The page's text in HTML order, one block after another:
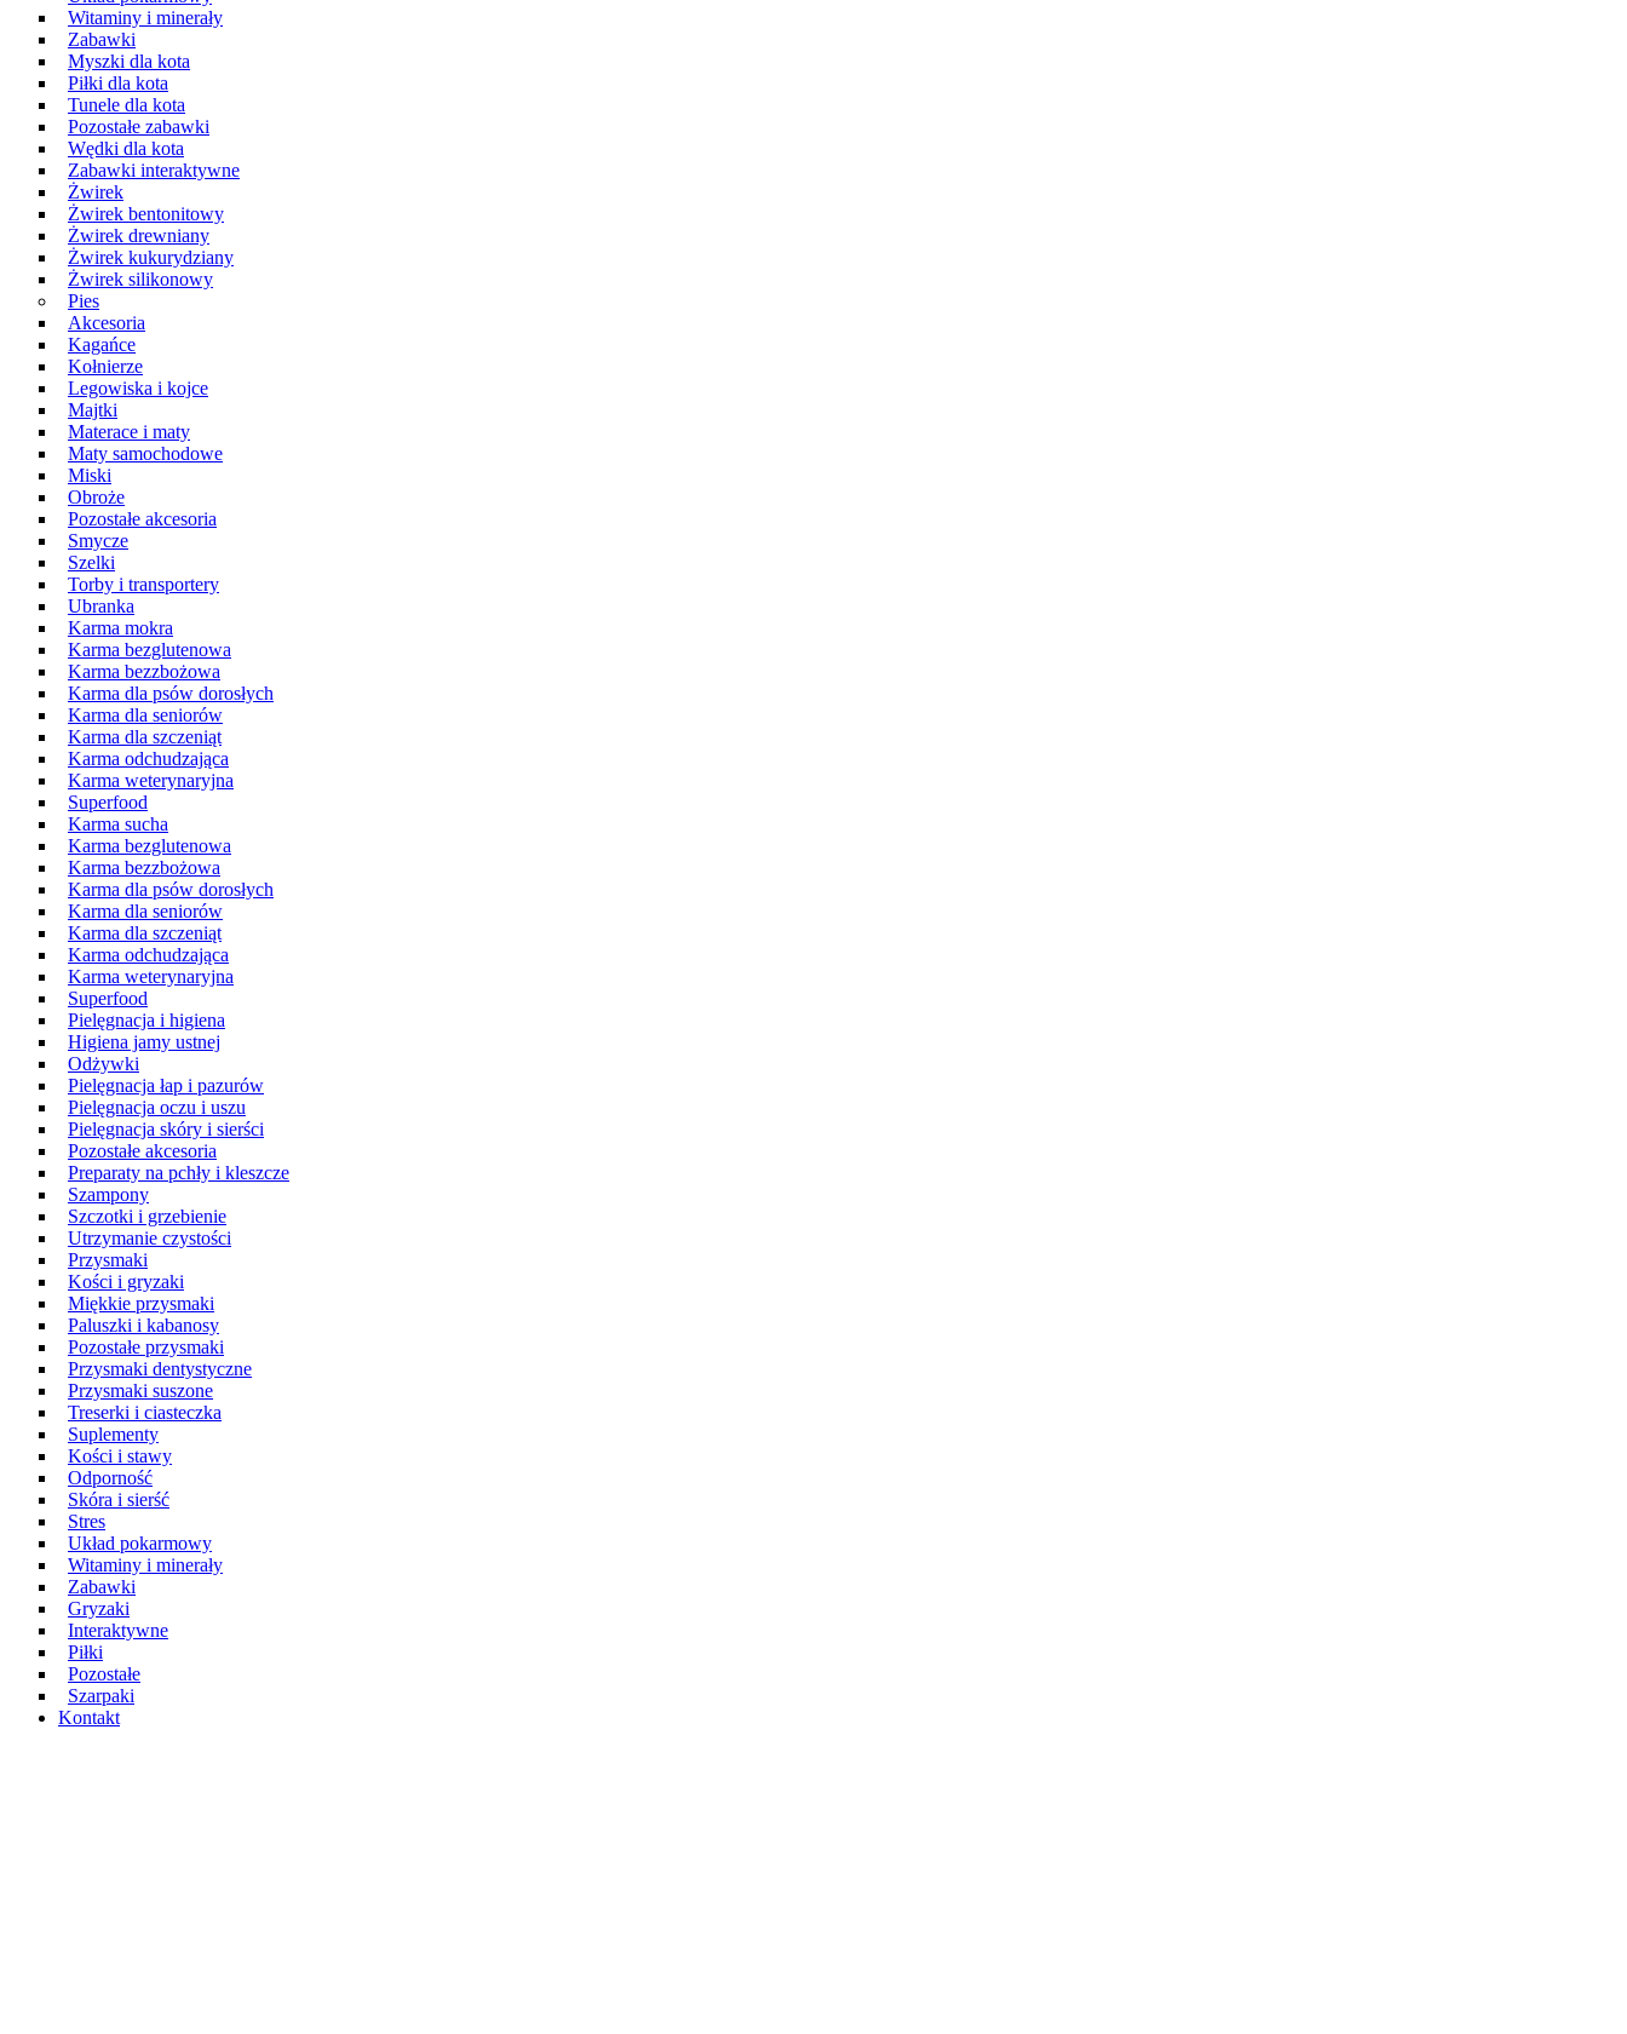
Witaminy i minerały
Zabawki
Myszki dla kota
Piłki dla kota
Tunele dla kota
Pozostałe zabawki
Wędki dla kota
Zabawki interaktywne
Żwirek
Żwirek bentonitowy
Żwirek drewniany
Żwirek kukurydziany
Żwirek silikonowy
Pies
Akcesoria
Kagańce
Kołnierze
Legowiska i kojce
Majtki
Materace i maty
Maty samochodowe
Miski
Obroże
Pozostałe akcesoria
Smycze
Szelki
Torby i transportery
Ubranka
Karma mokra
Karma bezglutenowa
Karma bezzbożowa
Karma dla psów dorosłych
Karma dla seniorów
Karma dla szczeniąt
Karma odchudzająca
Karma weterynaryjna
Superfood
Karma sucha
Karma bezglutenowa
Karma bezzbożowa
Karma dla psów dorosłych
Karma dla seniorów
Karma dla szczeniąt
Karma odchudzająca
Karma weterynaryjna
Superfood
Pielęgnacja i higiena
Higiena jamy ustnej
Odżywki
Pielęgnacja łap i pazurów
Pielęgnacja oczu i uszu
Pielęgnacja skóry i sierści
Pozostałe akcesoria
Preparaty na pchły i kleszcze
Szampony
Szczotki i grzebienie
Utrzymanie czystości
Przysmaki
Kości i gryzaki
Miękkie przysmaki
Paluszki i kabanosy
Pozostałe przysmaki
Przysmaki dentystyczne
Przysmaki suszone
Treserki i ciasteczka
Suplementy
Kości i stawy
Odporność
Skóra i sierść
Stres
Układ pokarmowy
Witaminy i minerały
Zabawki
Gryzaki
Interaktywne
Piłki
Pozostałe
Szarpaki
Kontakt